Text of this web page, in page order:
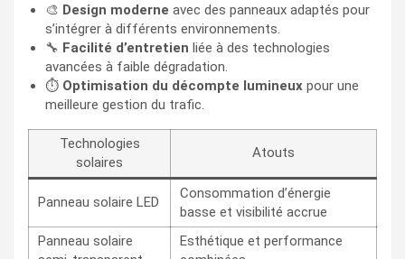
🎨 Design moderne avec des panneaux adaptés pour
s’intégrer à différents environnements.
🔧 Facilité d’entretien liée à des technologies
avancées à faible dégradation.
⏱️ Optimisation du décompte lumineux pour une
meilleure gestion du trafic.
Technologies
solaires
Atouts
Panneau solaire LED
Consommation d’énergie
basse et visibilité accrue
Panneau solaire
Esthétique et performance